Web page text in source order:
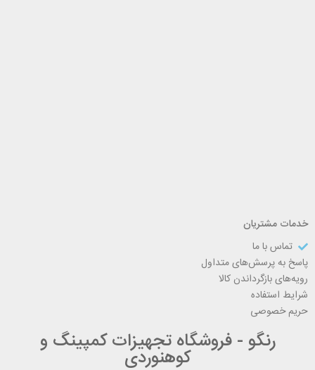
خدمات مشتریان
تماس با ما
پاسخ به پرسش‌های متداول
رویه‌های بازگرداندن کالا
شرایط استفاده
حریم خصوصی
رنگو - فروشگاه تجهیزات کمپینگ و
کوهنوردی